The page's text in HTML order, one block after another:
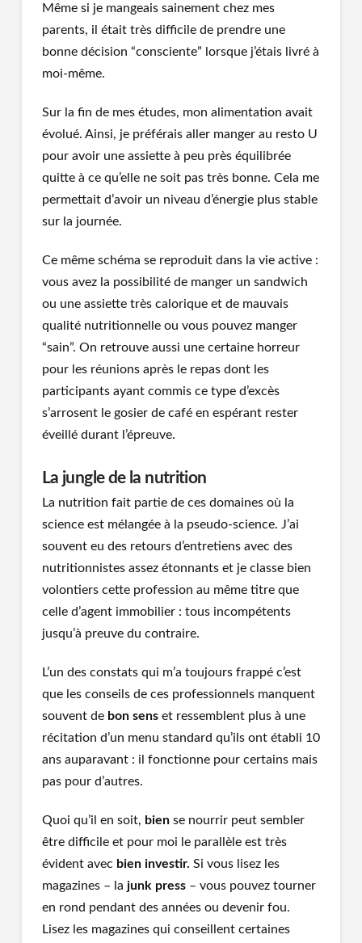
Même si je mangeais sainement chez mes
parents, il était très difficile de prendre une
bonne décision “consciente” lorsque j’étais livré à
moi-même.
Sur la fin de mes études, mon alimentation avait
évolué. Ainsi, je préférais aller manger au resto U
pour avoir une assiette à peu près équilibrée
quitte à ce qu’elle ne soit pas très bonne. Cela me
permettait d’avoir un niveau d’énergie plus stable
sur la journée.
Ce même schéma se reproduit dans la vie active :
vous avez la possibilité de manger un sandwich
ou une assiette très calorique et de mauvais
qualité nutritionnelle ou vous pouvez manger
“sain”. On retrouve aussi une certaine horreur
pour les réunions après le repas dont les
participants ayant commis ce type d’excès
s’arrosent le gosier de café en espérant rester
éveillé durant l’épreuve.
La jungle de la nutrition
La nutrition fait partie de ces domaines où la
science est mélangée à la pseudo-science. J’ai
souvent eu des retours d’entretiens avec des
nutritionnistes assez étonnants et je classe bien
volontiers cette profession au même titre que
celle d’agent immobilier : tous incompétents
jusqu’à preuve du contraire.
L’un des constats qui m’a toujours frappé c’est
que les conseils de ces professionnels manquent
souvent de bon senset ressemblent plus à une
récitation d’un menu standard qu’ils ont établi 10
ans auparavant : il fonctionne pour certains mais
pas pour d’autres.
Quoi qu’il en soit, biense nourrir peut sembler
être difficile et pour moi le parallèle est très
évident avec bien investir. Si vous lisez les
magazines – la junk press– vous pouvez tourner
en rond pendant des années ou devenir fou.
Lisez les magazines qui conseillent certaines